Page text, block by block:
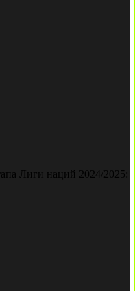
Лиги наций 2024/2025: